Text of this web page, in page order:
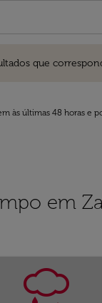
que
às últimas 48 horas e
em